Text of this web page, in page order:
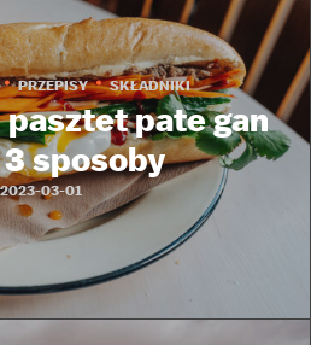
PRZEPISY SKŁADNIKI
pate gan
3 sposoby
2023-03-01